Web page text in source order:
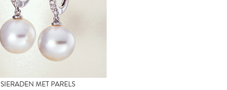
SIERADEN MET PARELS